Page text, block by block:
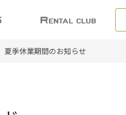
夏季休業期間のお知らせ